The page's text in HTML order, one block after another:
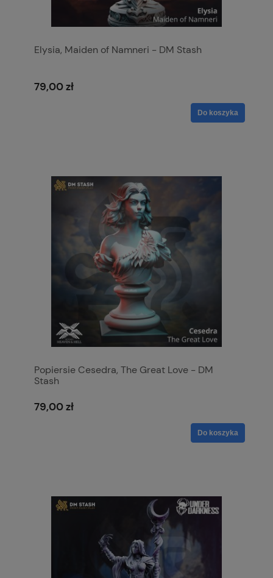
Elysia, Maiden of Namneri - DM Stash
79,00 zł
Do koszyka
Popiersie Cesedra, The Great Love - DM
Stash
79,00 zł
Do koszyka